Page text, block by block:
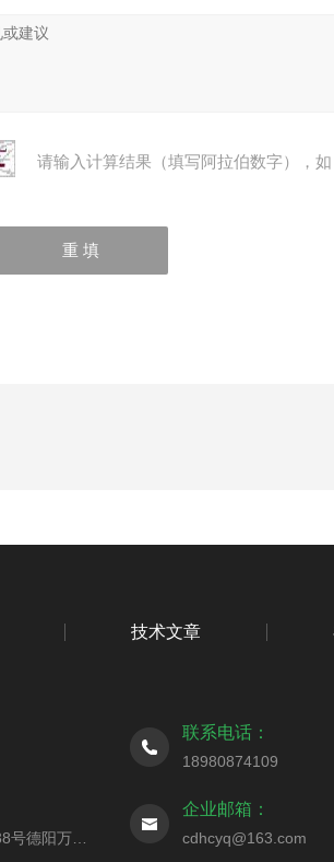
请输入计算结果（填写阿拉伯数字），
技术文章
联系电话：
18980874109
企业邮箱：
cdhcyq@163.com